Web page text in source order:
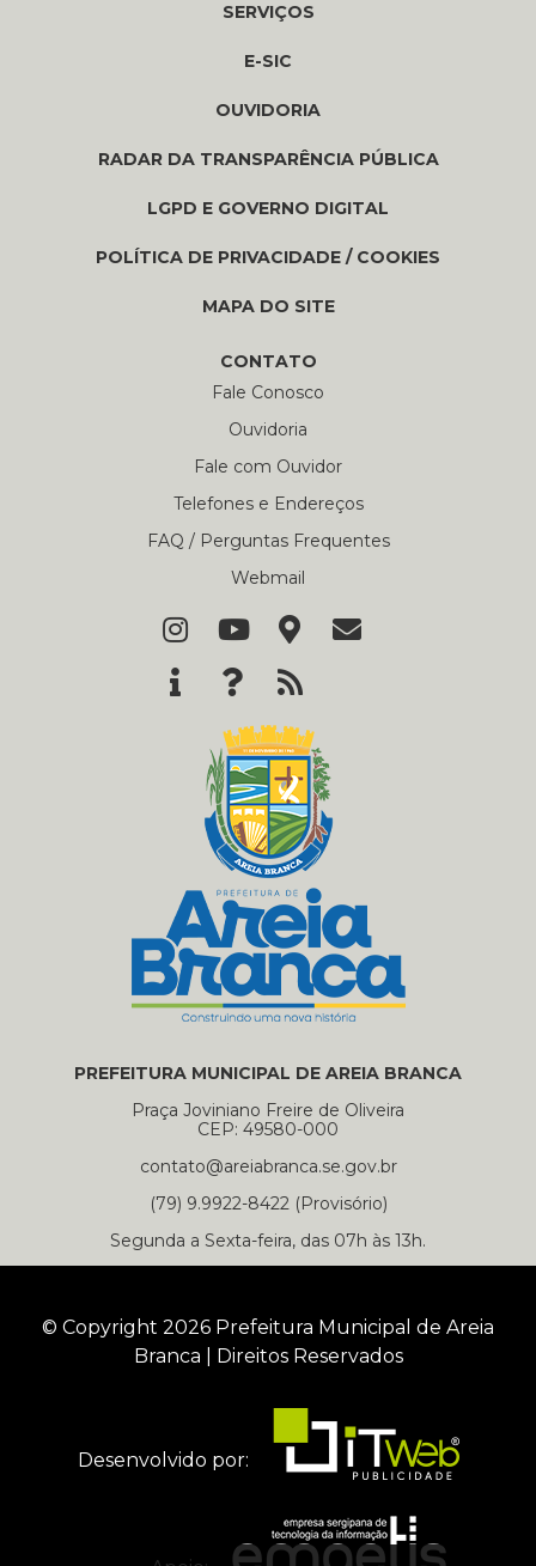
SERVIÇOS
E-SIC
OUVIDORIA
RADAR DA TRANSPARÊNCIA PÚBLICA
LGPD E GOVERNO DIGITAL
POLÍTICA DE PRIVACIDADE / COOKIES
MAPA DO SITE
CONTATO
Fale Conosco
Ouvidoria
Fale com Ouvidor
Telefones e Endereços
FAQ / Perguntas Frequentes
Webmail
PREFEITURA MUNICIPAL DE AREIA BRANCA
Praça Joviniano Freire de Oliveira
CEP: 49580-000
contato@areiabranca.se.gov.br
(79) 9.9922-8422 (Provisório)
Segunda a Sexta-feira, das 07h às 13h.
© Copyright 2026 Prefeitura Municipal de Areia
Branca | Direitos Reservados
Desenvolvido por: